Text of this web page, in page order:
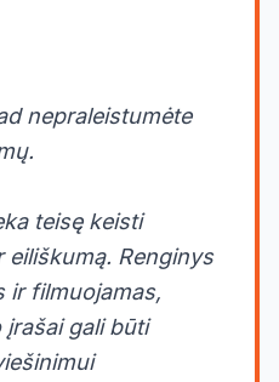
nepraleistumėte
teisę keisti
Renginys
ir filmuojamas,
gali būti